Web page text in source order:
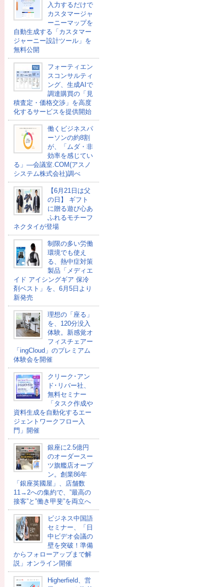
入力するだけで
カスタマージャ
ーニーマップを
自動生成する「カスタマー
ジャーニー設計ツール」を
無料公開
フォーティエン
スコンサルティ
ング、生成AIで
調達購買の「見
積査定・価格交渉」を高度
化するサービスを提供開始
働くビジネスパ
ーソンの約8割
が、「ムダ・非
効率を感じてい
る」―会議室.COM(アスノ
システム株式会社)調べ
【6月21日は父
の日】 ギフト
に贈る遊び心あ
ふれるモチーフ
ネクタイが登場
制限の多い労働
環境でも使え
る、熱中症対策
製品「メディエ
イド アイシングギア 保冷
剤ベスト」を、6月5日より
新発売
理想の「座る」
を、120分没入
体験。新感覚オ
フィスチェアー
「ingCloud」のプレミアム
体験会を開催
クリーク･アン
ド･リバー社、
無料セミナー
「タスク作成や
資料生成を自動化するエー
ジェントワークフロー入
門」開催
銀座に2.5億円
のオーダースー
ツ旗艦店オープ
ン。創業86年
「銀座英國屋」、店舗数
11→2への集約で、”最高の
接客”と”働き甲斐”を両立へ
ビジネス中国語
セミナー、「日
中ビデオ会議の
壁を突破！準備
からフォローアップまで解
説」オンライン開催
Higherfield、営